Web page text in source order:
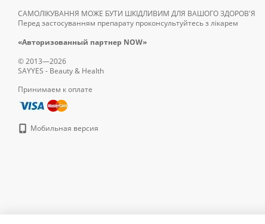
САМОЛІКУВАННЯ МОЖЕ БУТИ ШКІДЛИВИМ ДЛЯ ВАШОГО ЗДОРОВ'Я
Перед застосуванням препарату проконсультуйтесь з лікарем
«Авторизованный партнер NOW»
© 2013—2026
SAYYES - Beauty & Health
Принимаем к оплате
Мобильная версия